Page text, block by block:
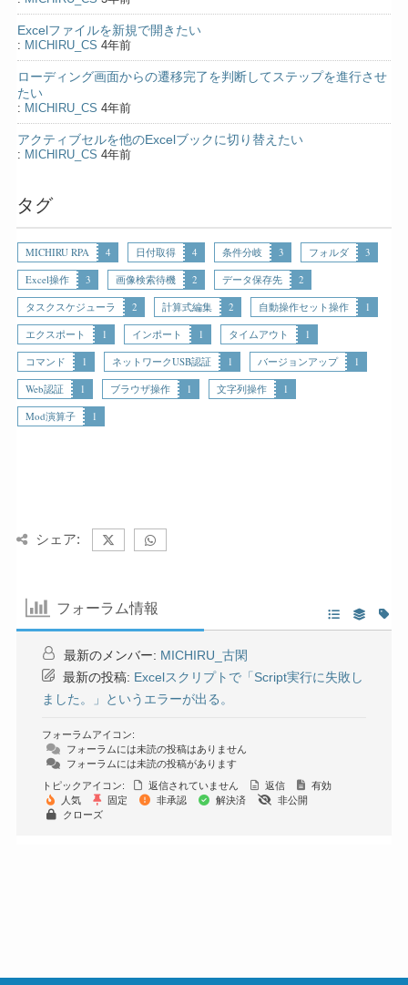
Excelファイルを新規で開きたい
: MICHIRU_CS 4年前
ローディング画面からの遷移完了を判断してステップを進行させ
たい
: MICHIRU_CS 4年前
アクティブセルを他のExcelブックに切り替えたい
: MICHIRU_CS 4年前
タグ
MICHIRU RPA 4 日付取得 4 条件分岐 3 フォルダ
3
Excel操作
3 画像検索待機 2 データ保存先
2
タスクスケジューラ
2 計算式編集 2 自動操作セット操作
1
エクスポート
1 インポート 1 タイムアウト
1
コマンド
1 ネットワークUSB認証 1 バージョンアップ
1
Web認証
1 ブラウザ操作 1 文字列操作
1
Mod演算子
1
シェア:
フォーラム情報
最新のメンバー: MICHIRU_古閑
最新の投稿: Excelスクリプトで「Script実行に失敗し
ました。」というエラーが出る。
フォーラムアイコン:
フォーラムには未読の投稿はありません
フォーラムには未読の投稿があります
トピックアイコン:
返信されていません 返信
有効
人気
固定 非承認 解決済
非公開
クローズ